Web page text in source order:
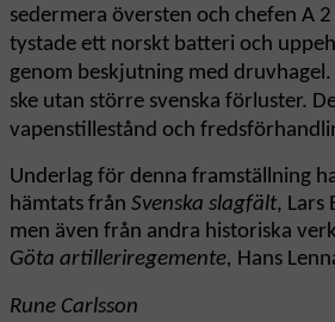
sedermera översten och chefen A
tystade ett norskt batteri och
genom beskjutning med
ske utan större svenska förluster.
vapenstillestånd och
Underlag för denna framställning
hämtats från Svenska slagfält, Lars
men även från andra historiska
Göta artilleriregemente, Hans
Rune Carlsson